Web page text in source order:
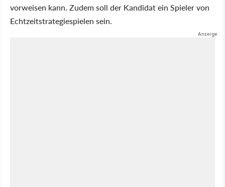
vorweisen kann. Zudem soll der Kandidat ein Spieler von
Echtzeitstrategiespielen sein.